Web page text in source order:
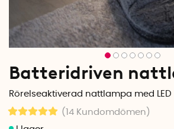
Batteridriven
Rörelseaktiverad nattlampa med LED
(14 Kundomdömen )